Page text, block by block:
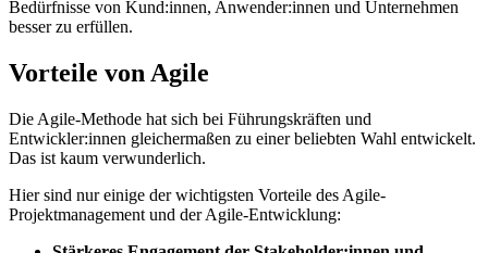
Bedürfnisse von Kund:innen, Anwender:innen und Unternehmen
besser zu erfüllen.
Vorteile von Agile
Die Agile-Methode hat sich bei Führungskräften und
Entwickler:innen gleichermaßen zu einer beliebten Wahl entwickelt.
Das ist kaum verwunderlich.
Hier sind nur einige der wichtigsten Vorteile des Agile-
Projektmanagement und der Agile-Entwicklung: